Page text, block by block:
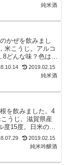
純米酒
かぜを飲みまし
米こうじ。アルコ
どんな味？色はほ
2019.02.15
純米酒
を飲みました。4
うじ。滋賀県産
度15度。日米の学
...
2019.02.15
純米吟醸酒